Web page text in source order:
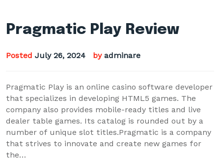
Pragmatic Play Review
Posted July 26, 2024 by adminare
Pragmatic Play is an online casino software developer
that specializes in developing HTML5 games. The
company also provides mobile-ready titles and live
dealer table games. Its catalog is rounded out by a
number of unique slot titles.Pragmatic is a company
that strives to innovate and create new games for
the…